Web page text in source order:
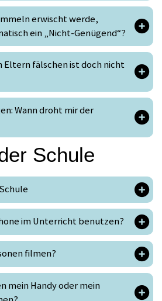
erwischt werde,
ein „Nicht-Genügend“?
Eltern fälschen ist doch nicht
Wann droht mir der
Schule
im Unterricht benutzen?
filmen?
mein Handy oder mein